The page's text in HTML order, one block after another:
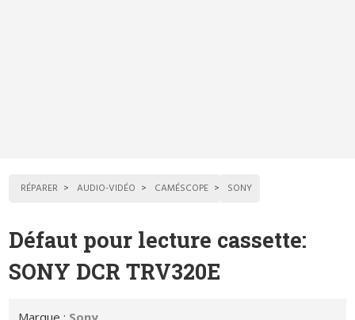
RÉPARER AUDIO-VIDÉO CAMÉSCOPE SONY
Défaut pour lecture cassette:
SONY DCR TRV320E
Marque : Sony